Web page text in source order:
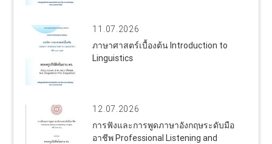
11.07.2026
ภาษาศาสตร์เบื้องต้น Introduction to
Linguistics
12.07.2026
การฟังและการพูดภาษาอังกฤษระดับมือ
อาชีพ Professional Listening and